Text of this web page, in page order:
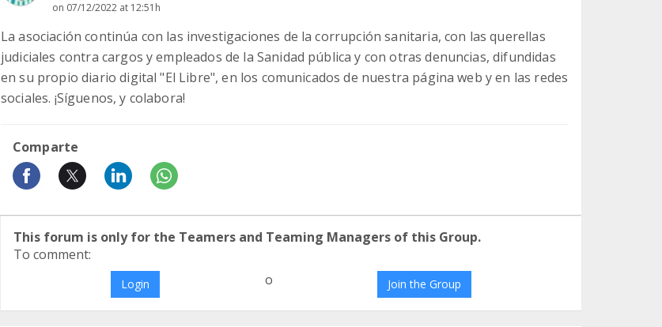
on 07/12/2022 at 12:51h
La asociación continúa con las investigaciones de la corrupción sanitaria, con las querellas
judiciales contra cargos y empleados de la Sanidad pública y con otras denuncias, difundidas
en su propio diario digital "El Libre", en los comunicados de nuestra página web y en las redes
sociales. ¡Síguenos, y colabora!
Comparte
This forum is only for the Teamers and Teaming Managers of this Group.
To comment:
Login o Join the Group